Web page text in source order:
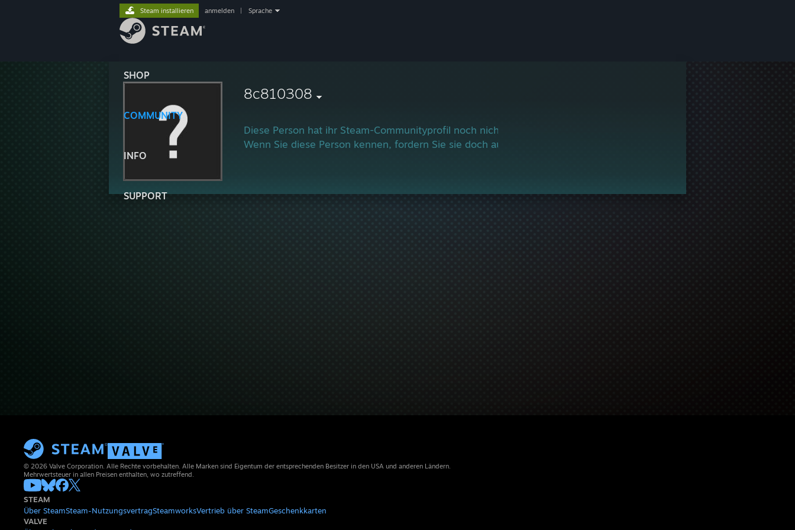
SHOP
COMMUNITY
INFO
SUPPORT
Steam installieren anmelden Sprache
8c810308
Diese Person hat ihr Steam-Communityprofil noch nicht eingerichtet.
Wenn Sie diese Person kennen, fordern Sie sie doch auf, ihr Profil einzurichten und an der Spielecommunity
© 2026 Valve Corporation. Alle Rechte vorbehalten. Alle Marken sind Eigentum der entsprechenden Besitzer in den USA und anderen Ländern.
Mehrwertsteuer in allen Preisen enthalten, wo zutreffend.
STEAM
Über SteamSteam-NutzungsvertragSteamworksVertrieb über SteamGeschenkkarten
VALVE